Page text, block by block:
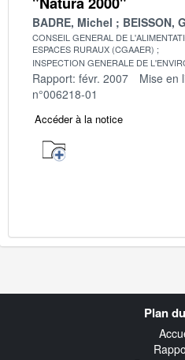
BADRE, Michel BEISSON,
CONSEIL GENERAL DE
ESPACES RURAUX (CGAAER)
INSPECTION GENERALE DE
Rapport: févr. 2007 Mise en
n°006218-01
Accéder à la notice
Plan